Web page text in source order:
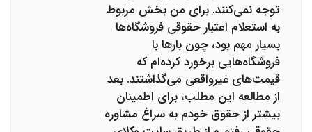
توجه نمی‌کنند. برای من بخش مربوط
به استعلام اعتبار حقوقی فروشگاه‌ها
بسیار مهم بود، چون بارها با
فروشگاه‌هایی برخورد کرده‌ام که
قیمت‌های غیرواقعی می‌گذاشتند. بعد
از مطالعه این مطلب، برای اطمینان
بیشتر از حقوق خودم به سراغ مشاوره